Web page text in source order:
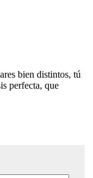
bien distintos, tú
perfecta, que